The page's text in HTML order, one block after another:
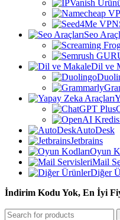
Seo
Dil ve
AutoDesk
Jetbrains
Oyun
Mail
Diğer
İndirim Kodu Yok, En İyi